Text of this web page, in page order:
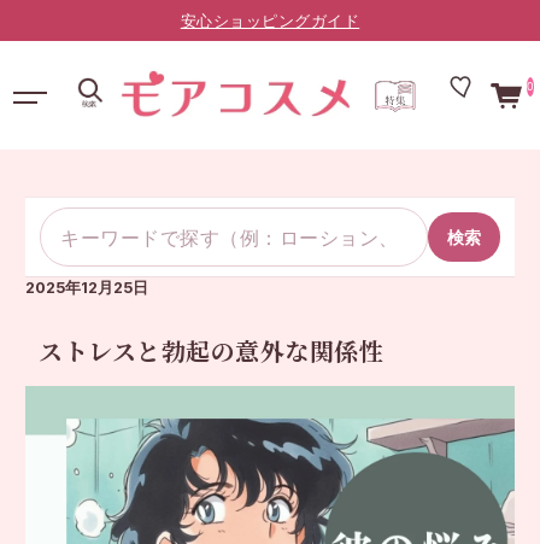
0
検索
2025年12月25日
ストレスと勃起の意外な関係性
LINE友だち限定：¥10,000以上で送料無料（登録はこちら）